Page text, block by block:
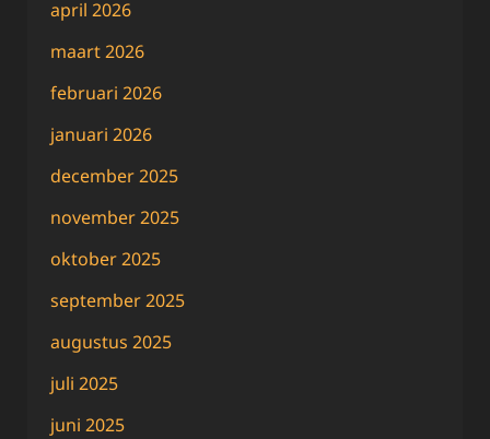
april 2026
maart 2026
februari 2026
januari 2026
december 2025
november 2025
oktober 2025
september 2025
augustus 2025
juli 2025
juni 2025